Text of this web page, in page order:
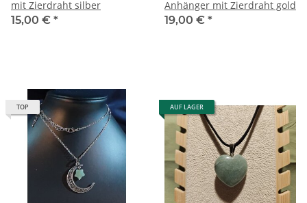
mit Zierdraht silber
15,00 € *
Anhänger mit Zierdraht gold
19,00 € *
TOP AUF LAGER